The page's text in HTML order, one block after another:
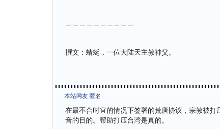
撰文：蜻蜓，一位大陆天主教神父。
本站网友 匿名
在最不合时宜的情况下签署的荒唐协议，宗教被
音的目的。帮助打压台湾是真的。